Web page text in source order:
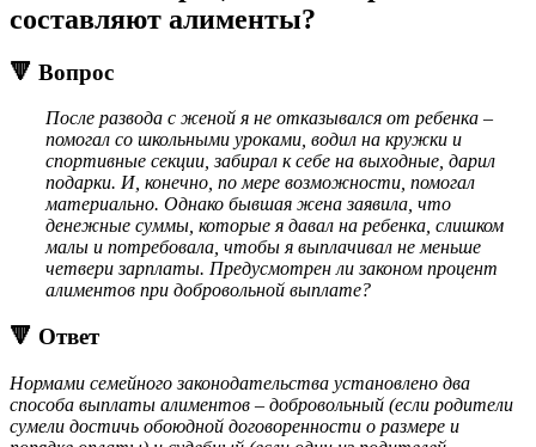
составляют алименты?
🔻 Вопрос
После развода с женой я не отказывался от ребенка –
помогал со школьными уроками, водил на кружки и
спортивные секции, забирал к себе на выходные, дарил
подарки. И, конечно, по мере возможности, помогал
материально. Однако бывшая жена заявила, что
денежные суммы, которые я давал на ребенка, слишком
малы и потребовала, чтобы я выплачивал не меньше
четвери зарплаты. Предусмотрен ли законом процент
алиментов при добровольной выплате?
🔻 Ответ
Нормами семейного законодательства установлено два
способа выплаты алиментов – добровольный (если родители
сумели достичь обоюдной договоренности о размере и